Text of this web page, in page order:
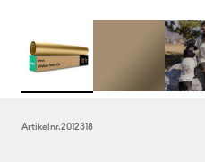
Artikelnr.2012318